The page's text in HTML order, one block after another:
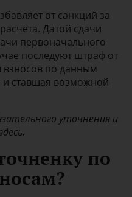
от санкций за
Датой сдачи
первоначального
последуют штраф от
взносов по данным
и ставшая возможной
уточнения и
по